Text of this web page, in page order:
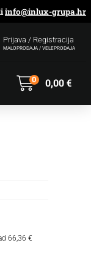
info@inlux-grupa.hr
Prijava / Registracija
MALOPRODAJA / VELEPRODAJA
0,00€
0
66,36 €